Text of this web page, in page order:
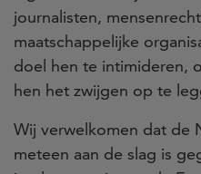
journalisten,
maatschappelijke
doel hen te intimideren,
hen het zwijgen op te
Wij verwelkomen dat de
meteen aan de slag is